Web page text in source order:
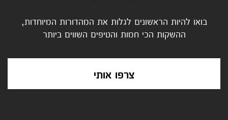
בואו להיות הראשונים לגלות את המהדורות המיוחדות,
ההשקות הכי חמות והטיפים השווים ביותר
צרפו אותי